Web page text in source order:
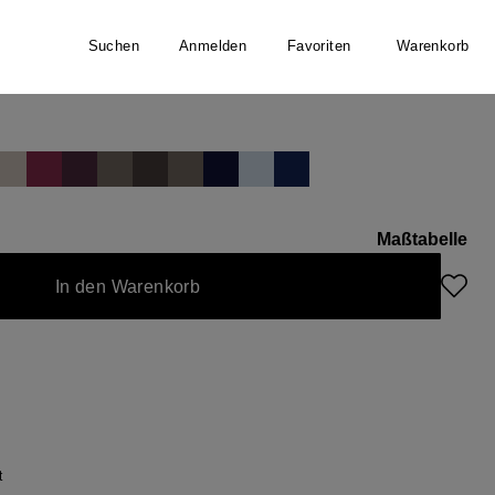
Suchen Anmelden Favoriten Warenkorb
Maßtabelle
In den Warenkorb